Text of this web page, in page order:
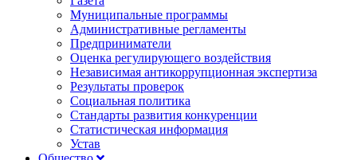
Муниципальные программы
Административные регламенты
Предприниматели
Оценка регулирующего воздействия
Независимая антикоррупционная экспертиза
Результаты проверок
Социальная политика
Стандарты развития конкуренции
Статистическая информация
Устав